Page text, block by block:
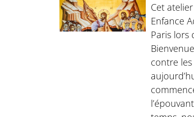
Cet
Enfance
Paris lors
contre